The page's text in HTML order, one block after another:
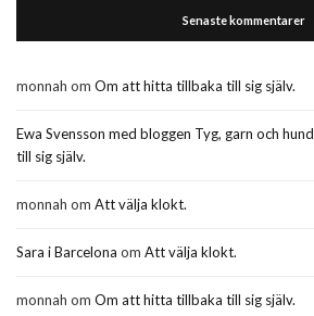
Senaste kommentarer
monnah om Om att hitta tillbaka till sig själv.
Ewa Svensson med bloggen Tyg, garn och hund
till sig själv.
monnah om Att välja klokt.
Sara i Barcelona om Att välja klokt.
monnah om Om att hitta tillbaka till sig själv.